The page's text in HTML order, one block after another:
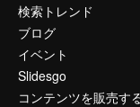
検索トレンド
ブログ
イベント
Slidesgo
コンテンツを販売す